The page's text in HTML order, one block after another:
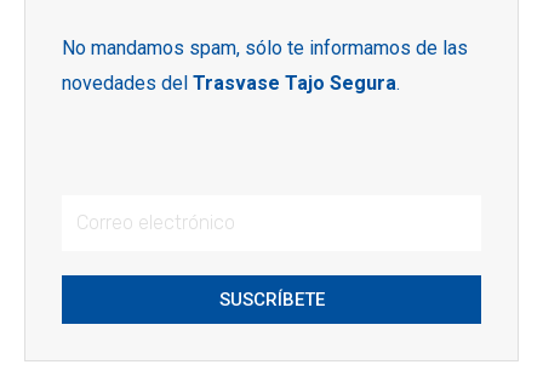
No mandamos spam, sólo te informamos de las
novedades del Trasvase Tajo Segura.
SUSCRÍBETE